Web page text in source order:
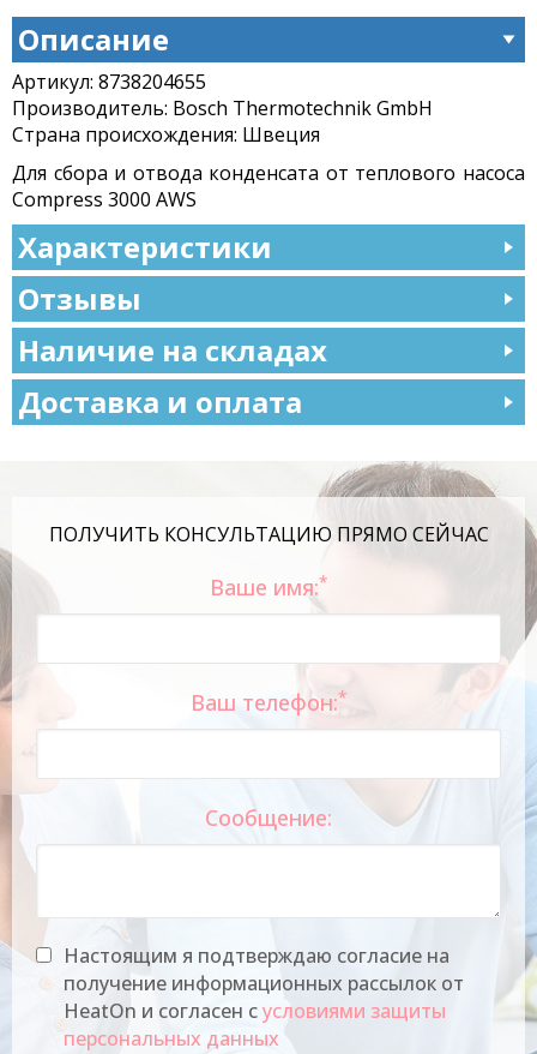
Описание
Артикул: 8738204655
Производитель: Bosch Thermotechnik GmbH
Страна происхождения: Швеция
Для сбора и отвода конденсата от теплового насоса
Compress 3000 AWS
Характеристики
Отзывы
Наличие на складах
Доставка и оплата
ПОЛУЧИТЬ КОНСУЛЬТАЦИЮ ПРЯМО СЕЙЧАС
Ваше имя:*
Ваш телефон:*
Сообщение:
Настоящим я подтверждаю согласие на
получение информационных рассылок от
HeatOn и согласен сусловиями защиты
персональных данных